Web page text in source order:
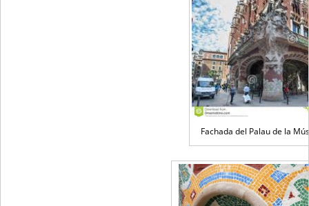
Fachada del Palau de la